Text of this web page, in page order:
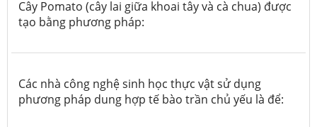
Cây Pomato (cây lai giữa khoai tây và cà chua) được
tạo bằng phương pháp:
Các nhà công nghệ sinh học thực vật sử dụng
phương pháp dung hợp tế bào trần chủ yếu là để: